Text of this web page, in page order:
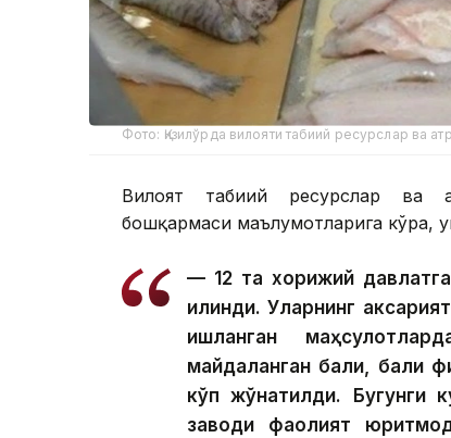
Фото: Қизилўрда вилояти табиий ресурслар ва
Вилоят табиий ресурслар ва
бошқармаси маълумотларига кўра,
— 12 та хорижий
қилинди. Уларнинг
ишланган
майдаланган балиқ, балиқ
кўп жўнатилди. Бугунги
заводи фаолият